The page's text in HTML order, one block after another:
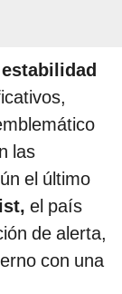
las
el último
el país
de alerta,
con una